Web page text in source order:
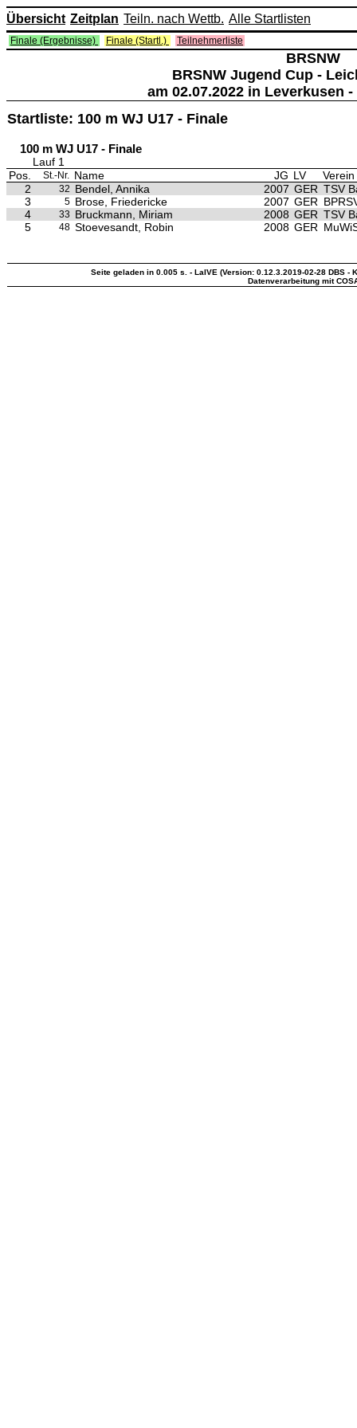
Übersicht Zeitplan Teiln. nach Wettb. Alle Startlisten
Finale (Ergebnisse) Finale (Startl.) Teilnehmerliste
BRSNW
BRSNW Jugend Cup -
am 02.07.2022 in Leverkusen
Startliste: 100 m WJ U17 - Finale
100 m WJ U17 - Finale
Lauf 1
Pos.
St.-Nr. Name JG LV
Verein
2
32 Bendel, Annika 2007 GER TSV
3
5 Brose, Friedericke 2007 GER
4
33 Bruckmann, Miriam 2008 GER TSV
5
48 Stoevesandt, Robin 2008 GER
Seite geladen in 0.005 s. - LaIVE (Version: 0.12.3.2019-02-28 DBS -
Datenverarbeitung mit